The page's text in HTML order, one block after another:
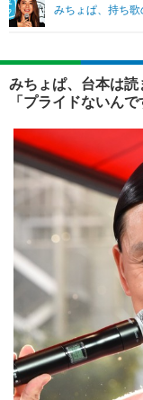
ショッピング
エンタメTOP
音楽
ショッピング
ライフ
ライフTOP
ペット
その他
リリース一覧
プッシュ通知の停止
みちょぱ、持ち
みちょぱ、台本は
「プライドないん